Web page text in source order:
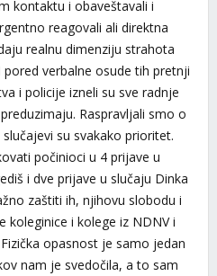
kontaktu i obaveštavali i
reagovali ali direktna
realnu dimenziju strahota
verbalne osude tih pretnji
i policije izneli su sve radnje
Raspravljali smo o
su svakako prioritet.
počinioci u 4 prijave u
i dve prijave u slučaju Dinka
zaštiti ih, njihovu slobodu i
koleginice i kolege iz NDNV i
opasnost je samo jedan
nam je svedočila, a to sam